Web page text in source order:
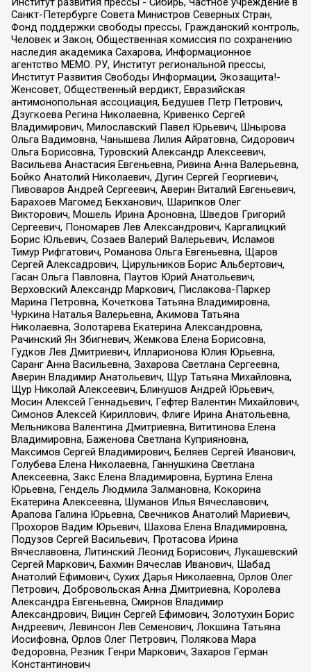
Санкт-Петербурге Совета Министров Северных Стран,
Фонд поддержки свободы прессы, Гражданский контроль,
Человек и Закон, Общественная комиссия по сохранению
наследия академика Сахарова, Информационное
агентство МЕМО. РУ, Институт региональной прессы,
Институт Развития Свободы Информации, Экозащита!-
Женсовет, Общественный вердикт, Евразийская
антимонопольная ассоциация, Бедушев Петр Петрович,
Дзугкоева Регина Николаевна, Кривенко Сергей
Владимирович, Милославский Павел Юрьевич, Шнырова
Ольга Вадимовна, Чанышева Лилия Айратовна, Сидорович
Ольга Борисовна, Туровский Александр Алексеевич,
Васильева Анастасия Евгеньевна, Ривина Анна Валерьевна,
Бойко Анатолий Николаевич, Дугин Сергей Георгиевич,
Пивоваров Андрей Сергеевич, Аверин Виталий Евгеньевич,
Барахоев Магомед Бекханович, Шарипков Олег
Викторович, Мошель Ирина Ароновна, Шведов Григорий
Сергеевич, Пономарев Лев Александрович, Каргалицкий
Борис Юльевич, Созаев Валерий Валерьевич, Исламов
Тимур Рифгатович, Романова Ольга Евгеньевна, Щаров
Сергей Алексадрович, Цирульников Борис Альбертович,
Гасан Ольга Павловна, Паутов Юрий Анатольевич,
Верховский Александр Маркович, Пислакова-Паркер
Марина Петровна, Кочеткова Татьяна Владимировна,
Чуркина Наталья Валерьевна, Акимова Татьяна
Николаевна, Золотарева Екатерина Александровна,
Рачинский Ян Збигневич, Жемкова Елена Борисовна,
Гудков Лев Дмитриевич, Илларионова Юлия Юрьевна,
Саранг Анна Васильевна, Захарова Светлана Сергеевна,
Аверин Владимир Анатольевич, Щур Татьяна Михайловна,
Щур Николай Алексеевич, Блинушов Андрей Юрьевич,
Мосин Алексей Геннадьевич, Гефтер Валентин Михайлович,
Симонов Алексей Кириллович, Флиге Ирина Анатольевна,
Мельникова Валентина Дмитриевна, Вититинова Елена
Владимировна, Баженова Светлана Куприяновна,
Максимов Сергей Владимирович, Беляев Сергей Иванович,
Голубева Елена Николаевна, Ганнушкина Светлана
Алексеевна, Закс Елена Владимировна, Буртина Елена
Юрьевна, Гендель Людмила Залмановна, Кокорина
Екатерина Алексеевна, Шуманов Илья Вячеславович,
Арапова Галина Юрьевна, Свечников Анатолий Мариевич,
Прохоров Вадим Юрьевич, Шахова Елена Владимировна,
Подузов Сергей Васильевич, Протасова Ирина
Вячеславовна, Литинский Леонид Борисович, Лукашевский
Сергей Маркович, Бахмин Вячеслав Иванович, Шабад
Анатолий Ефимович, Сухих Дарья Николаевна, Орлов Олег
Петрович, Добровольская Анна Дмитриевна, Королева
Александра Евгеньевна, Смирнов Владимир
Александрович, Вицин Сергей Ефимович, Золотухин Борис
Андреевич, Левинсон Лев Семенович, Локшина Татьяна
Иосифовна, Орлов Олег Петрович, Полякова Мара
Федоровна, Резник Генри Маркович, Захаров Герман
Константинович